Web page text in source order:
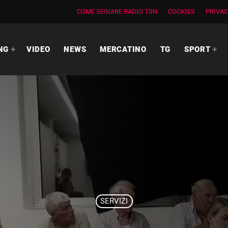
COME SEGUIRE RADIO TSN COOKIES
VIDEO NEWS MERCATINO TG SPORT
SERVIZI